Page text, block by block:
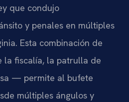
que condujo
y penales en múltiples
Esta combinación de
fiscalía, la patrulla de
— permite al bufete
múltiples ángulos y